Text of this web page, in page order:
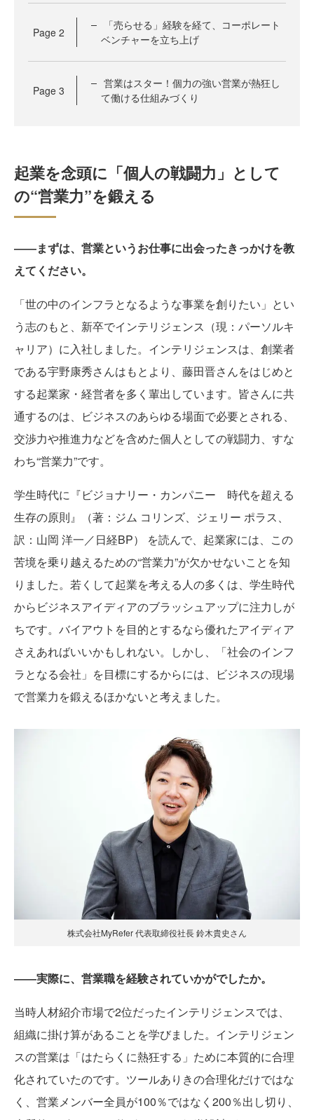
Page 2
「売らせる」経験を経て、コーポレート
ベンチャーを立ち上げ
Page 3
営業はスター！個力の強い営業が熱狂し
て働ける仕組みづくり
起業を念頭に「個人の戦闘力」として
の“営業力”を鍛える
――まずは、営業というお仕事に出会ったきっかけを教
えてください。
「世の中のインフラとなるような事業を創りたい」とい
う志のもと、新卒でインテリジェンス（現：パーソルキ
ャリア）に入社しました。インテリジェンスは、創業者
である宇野康秀さんはもとより、藤田晋さんをはじめと
する起業家・経営者を多く輩出しています。皆さんに共
通するのは、ビジネスのあらゆる場面で必要とされる、
交渉力や推進力などを含めた個人としての戦闘力、すな
わち“営業力”です。
学生時代に『ビジョナリー・カンパニー 時代を超える
生存の原則』（著：ジム コリンズ、ジェリー ポラス、
訳：山岡 洋一／日経BP） を読んで、起業家には、この
苦境を乗り越えるための“営業力”が欠かせないことを知
りました。若くして起業を考える人の多くは、学生時代
からビジネスアイディアのブラッシュアップに注力しが
ちです。バイアウトを目的とするなら優れたアイディア
さえあればいいかもしれない。しかし、「社会のインフ
ラとなる会社」を目標にするからには、ビジネスの現場
で営業力を鍛えるほかないと考えました。
株式会社MyRefer 代表取締役社長 鈴木貴史さん
――実際に、営業職を経験されていかがでしたか。
当時人材紹介市場で2位だったインテリジェンスでは、
組織に掛け算があることを学びました。インテリジェン
スの営業は「はたらくに熱狂する」ために本質的に合理
化されていたのです。ツールありきの合理化だけではな
く、営業メンバー全員が100％ではなく200％出し切り、